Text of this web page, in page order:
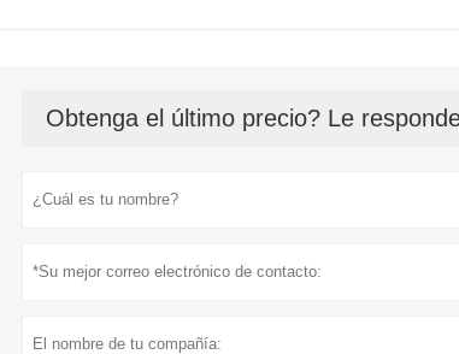
Obtenga el último precio? Le